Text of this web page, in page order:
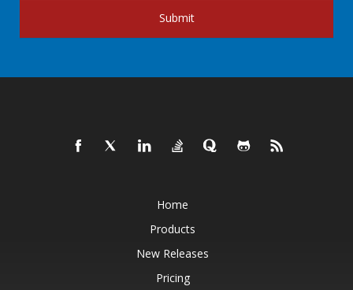
Submit
Home
Products
New Releases
Pricing